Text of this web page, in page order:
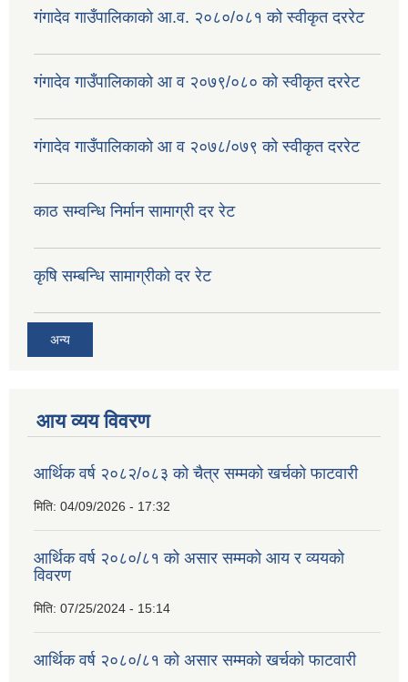
गंगादेव गाउँपालिकाको आ.व. २०८०/०८१ को स्वीकृत दररेट
गंगादेव गाउँपालिकाको आ व २०७९/०८० को स्वीकृत दररेट
गंगादेव गाउँपालिकाको आ व २०७८/०७९ को स्वीकृत दररेट
काठ सम्वन्धि निर्मान सामाग्री दर रेट
कृषि सम्बन्धि सामाग्रीको दर रेट
अन्य
आय व्यय विवरण
आर्थिक वर्ष २०८२/०८३ को चैत्र सम्मको खर्चको फाटवारी
मिति: 04/09/2026 - 17:32
आर्थिक वर्ष २०८०/८१ को असार सम्मको आय र व्ययको
विवरण
मिति: 07/25/2024 - 15:14
आर्थिक वर्ष २०८०/८१ को असार सम्मको खर्चको फाटवारी